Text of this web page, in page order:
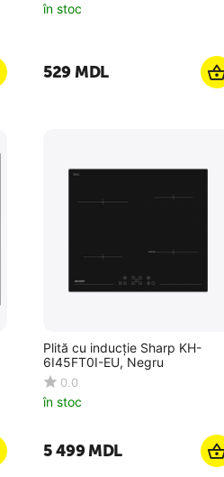
în stoc
‍529‍MDL
Plită cu inducție Sharp KH-
6I45FT0I-EU, Negru
0.0
în stoc
5 499MDL